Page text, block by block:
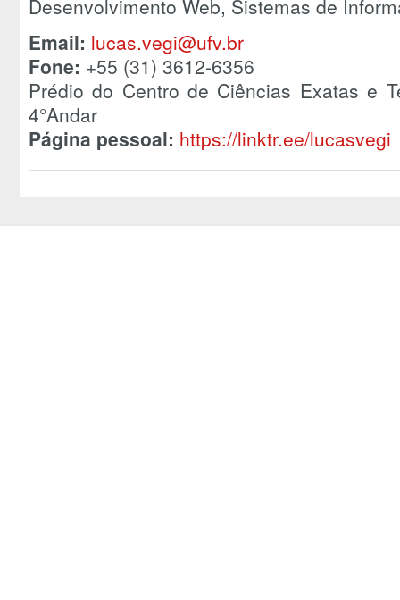
Desenvolvimento Web, Sistemas de
Email: lucas.vegi@ufv.br
Fone: +55 (31) 3612-6356
Prédio do Centro de Ciências Exatas e
4°Andar
Página pessoal: https://linktr.ee/lucasvegi